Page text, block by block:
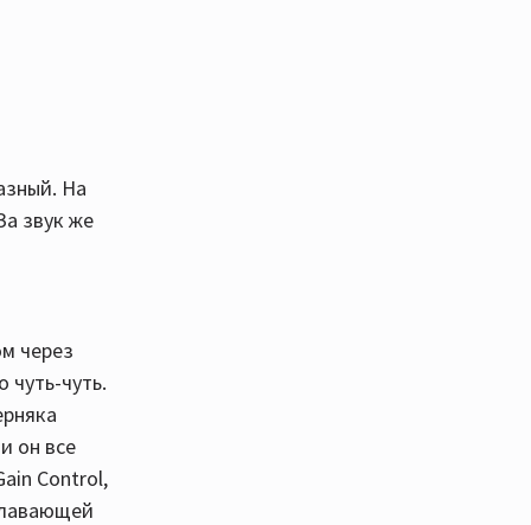
На
звук же
через
чуть-чуть.
он все
Control,